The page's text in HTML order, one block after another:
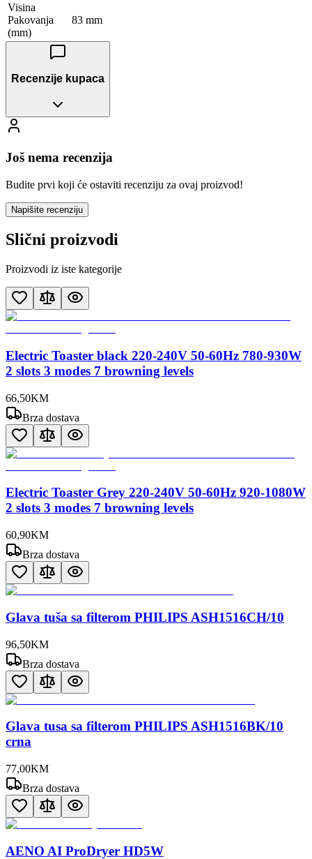
Visina
Pakovanja
(mm)
83 mm
Recenzije kupaca
Još nema recenzija
Budite prvi koji će ostaviti recenziju za ovaj proizvod!
Napišite recenziju
Slični proizvodi
Proizvodi iz iste kategorije
Electric Toaster black 220-240V 50-60Hz 780-930W
2 slots 3 modes 7 browning levels
66,50KM
Brza dostava
Electric Toaster Grey 220-240V 50-60Hz 920-1080W
2 slots 3 modes 7 browning levels
60,90KM
Brza dostava
Glava tuša sa filterom PHILIPS ASH1516CH/10
96,50KM
Brza dostava
Glava tusa sa filterom PHILIPS ASH1516BK/10
crna
77,00KM
Brza dostava
AENO AI ProDryer HD5W